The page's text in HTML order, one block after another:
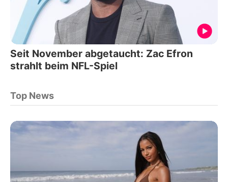
Seit November abgetaucht: Zac Efron
strahlt beim NFL-Spiel
Top News